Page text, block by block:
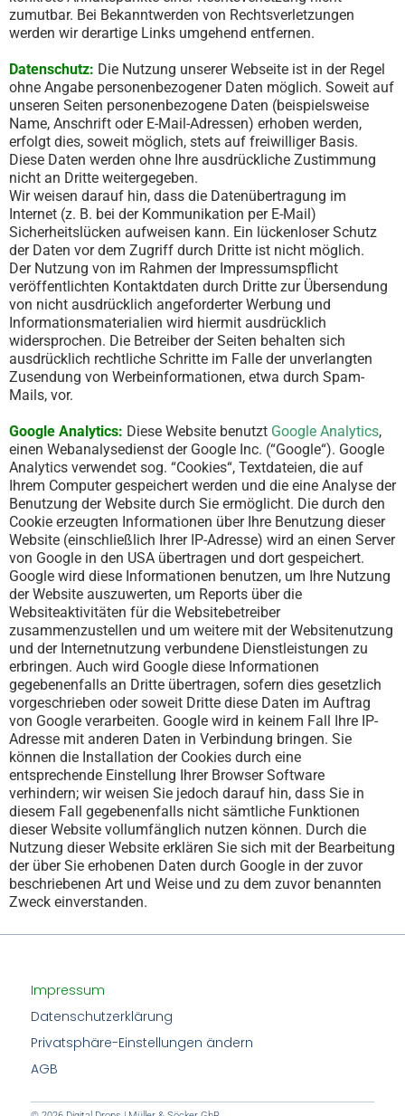
zumutbar. Bei Bekanntwerden von Rechtsverletzungen
werden wir derartige Links umgehend entfernen.
Datenschutz: Die Nutzung unserer Webseite ist in der Regel
ohne Angabe personenbezogener Daten möglich. Soweit auf
unseren Seiten personenbezogene Daten (beispielsweise
Name, Anschrift oder E-Mail-Adressen) erhoben werden,
erfolgt dies, soweit möglich, stets auf freiwilliger Basis.
Diese Daten werden ohne Ihre ausdrückliche Zustimmung
nicht an Dritte weitergegeben.
Wir weisen darauf hin, dass die Datenübertragung im
Internet (z. B. bei der Kommunikation per E-Mail)
Sicherheitslücken aufweisen kann. Ein lückenloser Schutz
der Daten vor dem Zugriff durch Dritte ist nicht möglich.
Der Nutzung von im Rahmen der Impressumspflicht
veröffentlichten Kontaktdaten durch Dritte zur Übersendung
von nicht ausdrücklich angeforderter Werbung und
Informationsmaterialien wird hiermit ausdrücklich
widersprochen. Die Betreiber der Seiten behalten sich
ausdrücklich rechtliche Schritte im Falle der unverlangten
Zusendung von Werbeinformationen, etwa durch Spam-
Mails, vor.
Google Analytics: Diese Website benutzt Google Analytics,
einen Webanalysedienst der Google Inc. (“Google“). Google
Analytics verwendet sog. “Cookies“, Textdateien, die auf
Ihrem Computer gespeichert werden und die eine Analyse der
Benutzung der Website durch Sie ermöglicht. Die durch den
Cookie erzeugten Informationen über Ihre Benutzung dieser
Website (einschließlich Ihrer IP-Adresse) wird an einen Server
von Google in den USA übertragen und dort gespeichert.
Google wird diese Informationen benutzen, um Ihre Nutzung
der Website auszuwerten, um Reports über die
Websiteaktivitäten für die Websitebetreiber
zusammenzustellen und um weitere mit der Websitenutzung
und der Internetnutzung verbundene Dienstleistungen zu
erbringen. Auch wird Google diese Informationen
gegebenenfalls an Dritte übertragen, sofern dies gesetzlich
vorgeschrieben oder soweit Dritte diese Daten im Auftrag
von Google verarbeiten. Google wird in keinem Fall Ihre IP-
Adresse mit anderen Daten in Verbindung bringen. Sie
können die Installation der Cookies durch eine
entsprechende Einstellung Ihrer Browser Software
verhindern; wir weisen Sie jedoch darauf hin, dass Sie in
diesem Fall gegebenenfalls nicht sämtliche Funktionen
dieser Website vollumfänglich nutzen können. Durch die
Nutzung dieser Website erklären Sie sich mit der Bearbeitung
der über Sie erhobenen Daten durch Google in der zuvor
beschriebenen Art und Weise und zu dem zuvor benannten
Zweck einverstanden.
Impressum
Datenschutzerklärung
Privatsphäre-Einstellungen ändern
AGB